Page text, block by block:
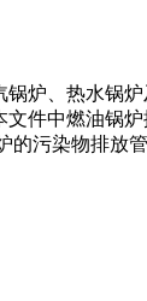
炉、热水锅
件中燃油锅
污染物排